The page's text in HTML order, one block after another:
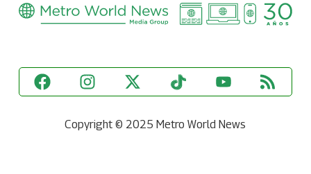
Copyright © 2025 Metro World News